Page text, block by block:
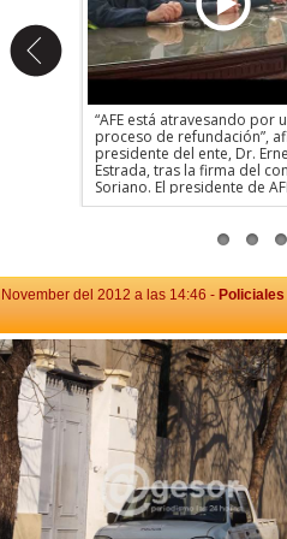
CODE
“AFE está atravesando por
proceso de refundación”,
presidente del ente, Dr.
Estrada, tras la firma del
Soriano. El presidente de
Ernesto Estrada, destacó el
consolidación del modelo
dar uso productivo y social
bienes del Estado.
del 2012 a las 14:46 - Policiales